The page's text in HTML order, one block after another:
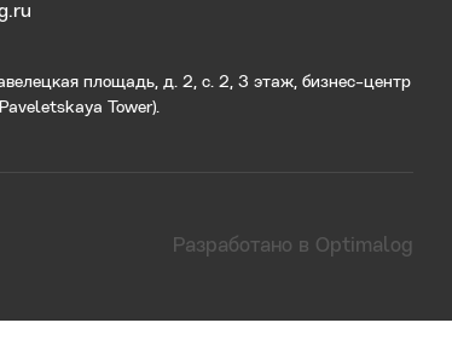
площадь, д. 2, с. 2, 3 этаж, бизнес-центр
Tower).
Разработано в Optimalog